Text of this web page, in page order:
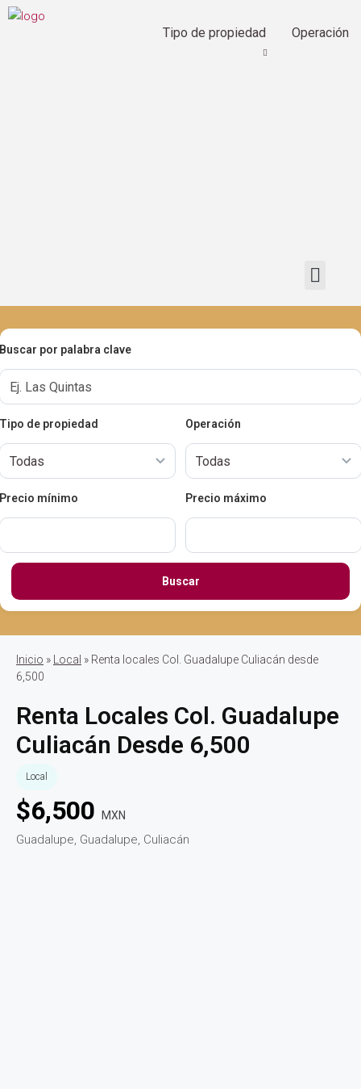
Tipo de propiedad Operación
Buscar por palabra clave
Tipo de propiedad Operación
Precio mínimo Precio máximo
Buscar
Inicio » Local » Renta locales Col. Guadalupe Culiacán desde
6,500
Renta Locales Col. Guadalupe
Culiacán Desde 6,500
Local
$6,500 MXN
Guadalupe, Guadalupe, Culiacán